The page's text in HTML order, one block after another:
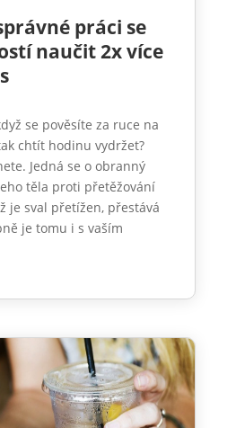
práci se
naučit 2x více
se pověsíte za ruce na
chtít hodinu vydržet?
Jedná se o obranný
těla proti přetěžování
je sval přetížen, přestává
je tomu i s vaším